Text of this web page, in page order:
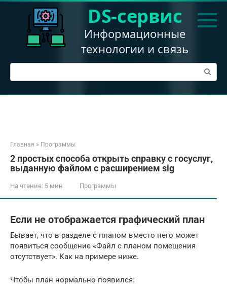
Перейти
DS-сервис
Информационные
технологии и связь
Поиск:
Главная » Программы
2 простых способа открыть справку с госуслуг,
выданную файлом с расширением sig
На чтение: 5 мин Программы
Если не отображается графический план
Бывает, что в разделе с планом вместо него может
появиться сообщение «Файл с планом помещения
отсутствует». Как на примере ниже.
Чтобы план нормально появился: